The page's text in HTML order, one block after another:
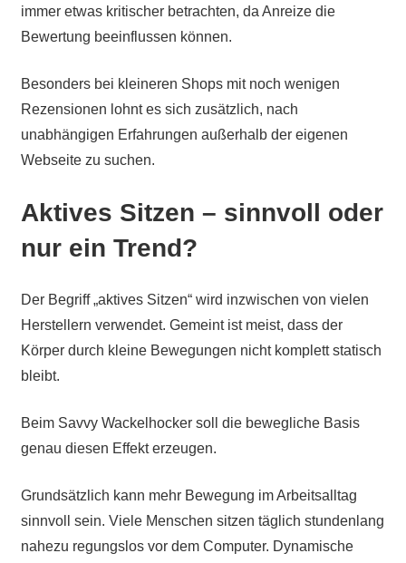
immer etwas kritischer betrachten, da Anreize die
Bewertung beeinflussen können.
Besonders bei kleineren Shops mit noch wenigen
Rezensionen lohnt es sich zusätzlich, nach
unabhängigen Erfahrungen außerhalb der eigenen
Webseite zu suchen.
Aktives Sitzen – sinnvoll oder
nur ein Trend?
Der Begriff „aktives Sitzen“ wird inzwischen von vielen
Herstellern verwendet. Gemeint ist meist, dass der
Körper durch kleine Bewegungen nicht komplett statisch
bleibt.
Beim Savvy Wackelhocker soll die bewegliche Basis
genau diesen Effekt erzeugen.
Grundsätzlich kann mehr Bewegung im Arbeitsalltag
sinnvoll sein. Viele Menschen sitzen täglich stundenlang
nahezu regungslos vor dem Computer. Dynamische